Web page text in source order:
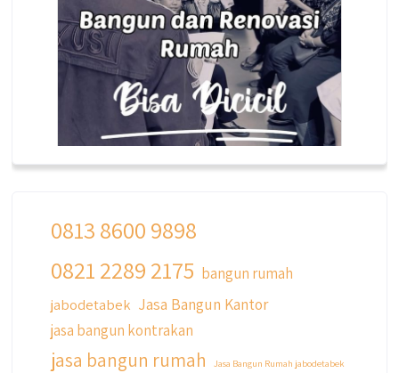
qyusipersada
3 years ago
Siapa yang udah masuk List untuk Bangun
dan Renovasi rumah Di @qyusipersada
0813 8600 9898
0821 2289 2175 bangun rumah
jabodetabek Jasa Bangun Kantor
jasa bangun kontrakan
jasa bangun rumah Jasa Bangun Rumah jabodetabek